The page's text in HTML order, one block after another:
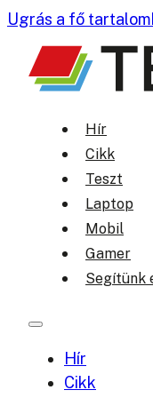
Ugrás a fő
Hír
Cikk
Teszt
Laptop
Mobil
Gamer
Segítünk
Hír
Cikk